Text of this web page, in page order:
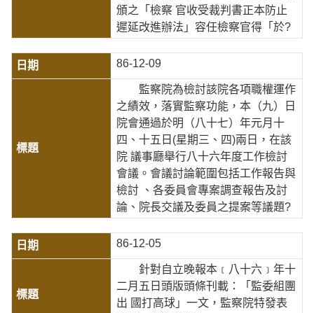
頒之「檢察 官收受裁判書正本防止
遲延改進辦法」容任檢察官得「於?
86-12-09
監察院為檢討該院各項職權運作
之績效，落實監察功能，本（九）日
院會通過於明（八十七）年元月十
四、十五日(星期三、四)兩日，在該
院 議事廳舉行八十六年度工作檢討
會議。會議討論範圍包括工作報告與
檢討 、各委員會專案調查報告及討
論、院長交議及委員之提案等議題?
86-12-05
針對自立晚報本﹝八十六﹞年十
二月五日頭版頭條刊載：「監委組團
出 國打高球」一文，監察院特發表